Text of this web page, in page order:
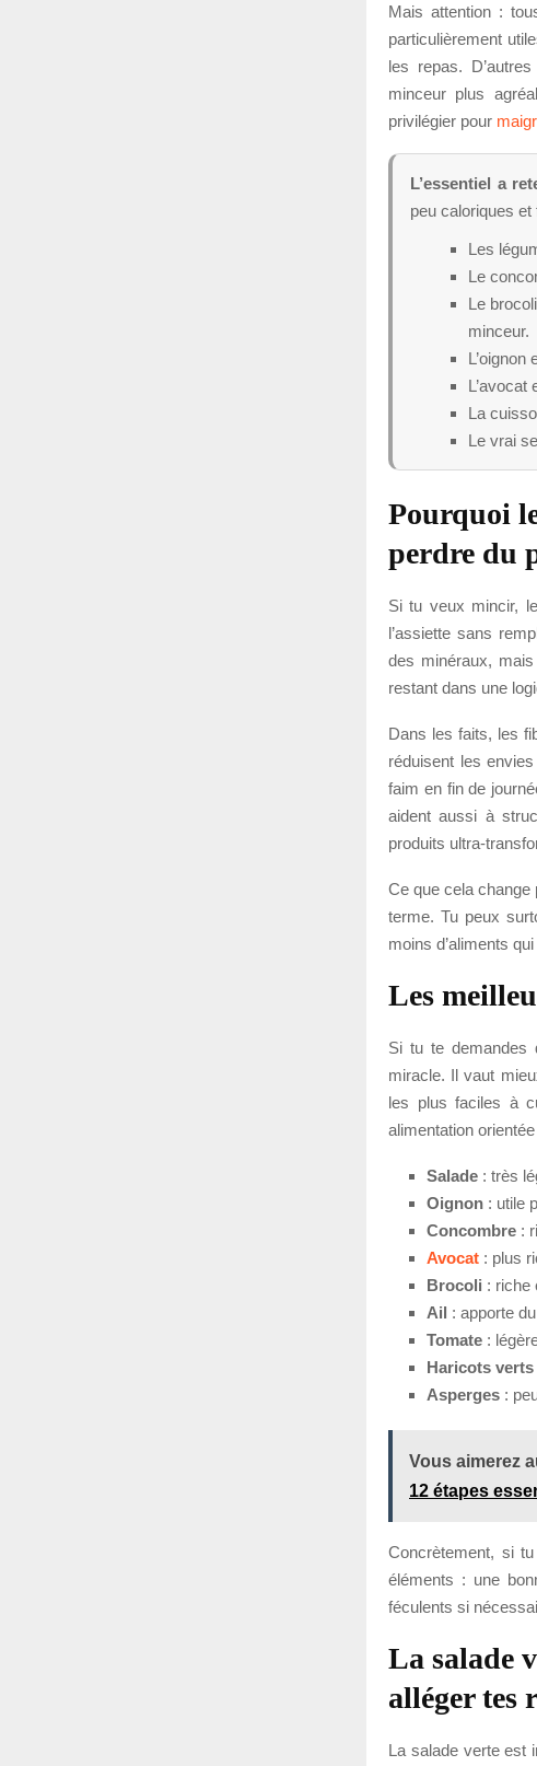
Mais attention :
particulièrement
les repas.
minceur plus
privilégier pour
L’essentiel a
peu caloriques
Les
Le
Le
minceur.
L’oignon
L’avocat
La
Le vrai
Pourquoi
perdre du
Si tu veux mincir,
l’assiette sans
des minéraux,
restant dans une
Dans les faits, les
réduisent les
faim en fin de
aident aussi à
produits ultra-
Ce que cela change
terme. Tu peux
moins d’aliments
Les
Si tu te demandes
miracle. Il vaut
les plus faciles à
alimentation
Salade : très
Oignon : utile
Concombre :
Avocat : plus
Brocoli : riche
Ail : apporte
Tomate :
Haricots verts
Asperges :
Vous aimerez
12 étapes
Concrètement, si
éléments : une
féculents si
La salade
alléger tes
La salade verte est